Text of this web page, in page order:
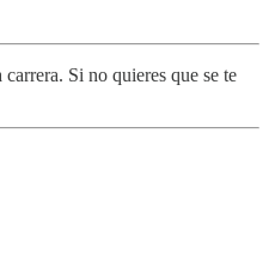
Si no quieres que se te